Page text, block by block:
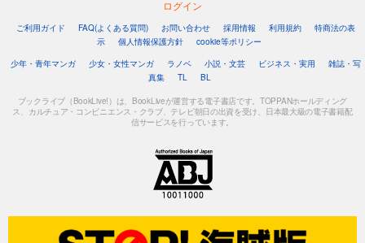
ログイン
ご利用ガイド FAQ(よくある質問) お問い合わせ 採用情報 利用規約
特商法の表
示
個人情報保護方針
cookie等ポリシー
少年・青年マンガ
少女・女性マンガ ラノベ 小説・文芸 ビジネス・実用
雑誌・写
真集
TL BL
ブックライブ（BookLive!）は、BookLiveが運営する電子書店です。TOPPANホールディング
ス、カルチュア・コンビニエンス・クラブ、テレビ朝日の出資を受け、日本最大級の電子書籍配
信サービスを行っています。